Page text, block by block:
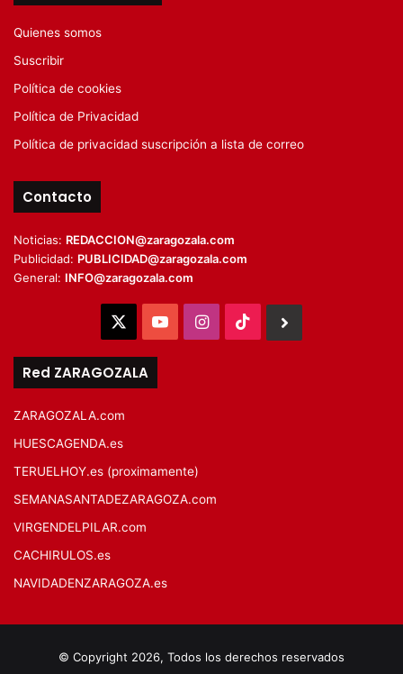
Quienes somos
Suscribir
Política de cookies
Política de Privacidad
Política de privacidad suscripción a lista de correo
Contacto
Noticias: REDACCION@zaragozala.com
Publicidad: PUBLICIDAD@zaragozala.com
General: INFO@zaragozala.com
YouTubeInstagram
TikTok
Red ZARAGOZALA
ZARAGOZALA.com
HUESCAGENDA.es
TERUELHOY.es (proximamente)
SEMANASANTADEZARAGOZA.com
VIRGENDELPILAR.com
CACHIRULOS.es
NAVIDADENZARAGOZA.es
© Copyright 2026, Todos los derechos reservados